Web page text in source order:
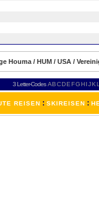
Houma / HUM / USA /
3 Letter-Codes ABCDEFGH IJKL
REISEN : SKIREISEN :